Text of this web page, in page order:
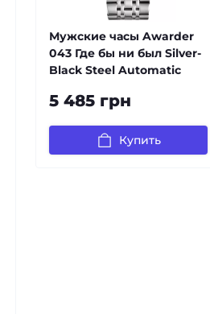
Мужские часы Awarder
043 Где бы ни был Silver-
Black Steel Automatic
5 485 грн
Купить